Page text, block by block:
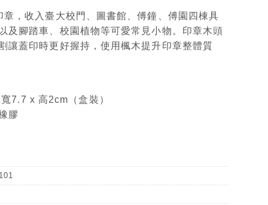
章，收入臺大校門、圖書館、傅鐘、傅園四棟具
及腳踏車、校園植物等可愛常見小物。印章木頭
讓蓋印時更好握持，使用楓木提升印章整體質
7.7 x 高2cm（盒裝）
膠